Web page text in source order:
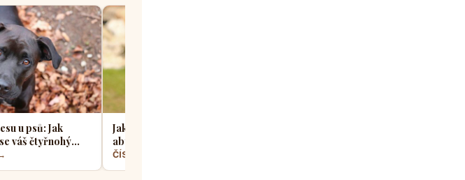
u psů: Jak
váš čtyřnohý
Jak správně socializovat štěně,
aby z něj vyrostl sebevědomý
a klidný pes
ČÍST VÍCE →